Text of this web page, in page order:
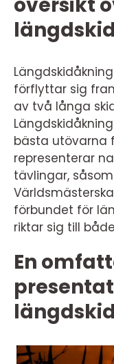
förflyttar sig
av två långa
bästa utövarna
representerar
tävlingar,
förbundet för
riktar sig till
En